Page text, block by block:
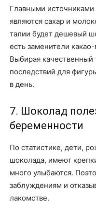
Главными
являются сахар и
талии будет дешевый
есть заменители
Выбирая
последствий для
в день.
7. Шоколад
беременности
По статистике, дети,
шоколада, имеют
много улыбаются.
заблуждениям и
лакомстве.